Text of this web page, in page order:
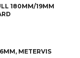
180MM/19MM
METERVIS